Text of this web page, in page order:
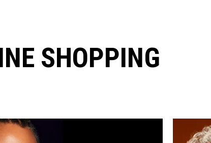
SHOPPING